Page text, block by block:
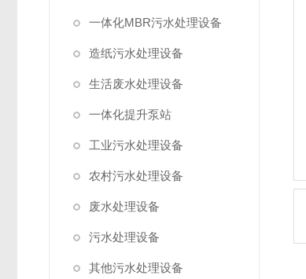
一体化MBR污水处理设备
造纸污水处理设备
生活废水处理设备
一体化提升泵站
工业污水处理设备
农村污水处理设备
废水处理设备
污水处理设备
其他污水处理设备